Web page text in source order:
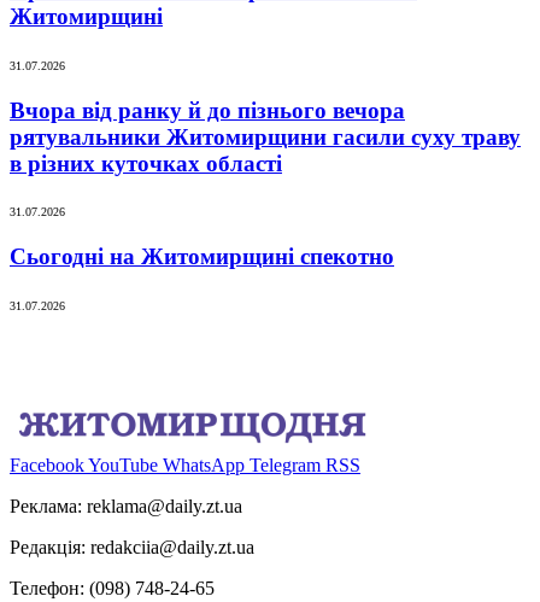
Житомирщині
31.07.2026
Вчора від ранку й до пізнього вечора
рятувальники Житомирщини гасили суху траву
в різних куточках області
31.07.2026
Сьогодні на Житомирщині спекотно
31.07.2026
FacebookYouTube WhatsApp Telegram RSS
Реклама: reklama@daily.zt.ua
Редакція: redakciia@daily.zt.ua
Телефон: (098) 748-24-65